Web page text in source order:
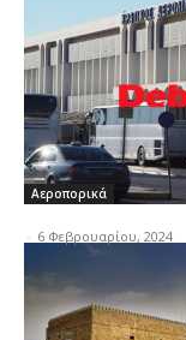
Αεροπορικά
- 6 Φεβρουαρίου, 2024